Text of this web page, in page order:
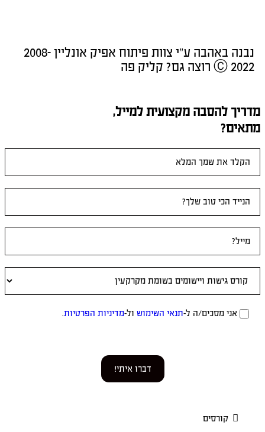
נבנה באהבה ע"י צוות פיתוח אפיק אונליין 2008-
2022 Ⓒ רוצה גם? קליק פה
מדריך להסבה מקצועית למייל,
מתאים?
ראשי
אני מסכים/ה ל-תנאי השימושול-מדיניות הפרטיות.
דברו איתי!
קורסים